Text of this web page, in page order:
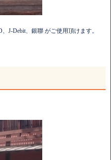
J-Debit、銀聯 がご使用頂けます。